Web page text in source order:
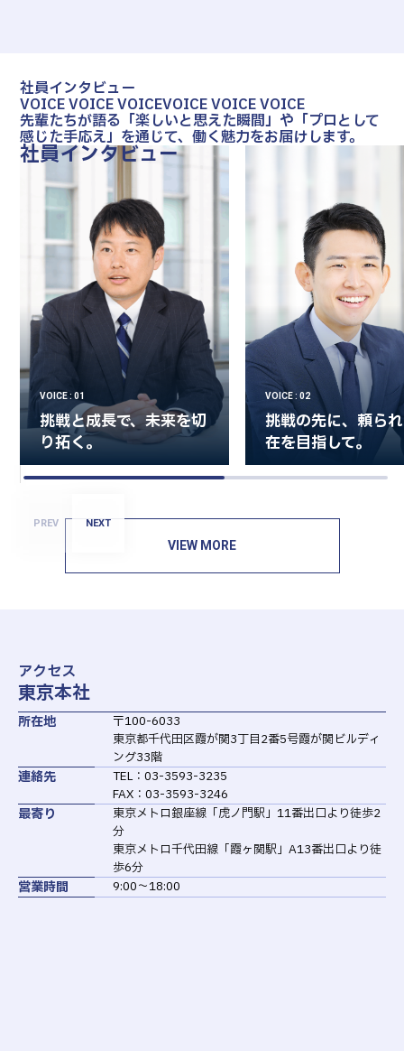
社員インタビュー
VOICE VOICE VOICEVOICE VOICE VOICE
先輩たちが語る「楽しいと思えた瞬間」や「プロとして
感じた手応え」を通じて、働く魅力をお届けします。
社員インタビュー
VOICE : 01
挑戦と成長で、未来を切
り拓く。
VOICE : 02
挑戦の先に、頼ら
在を目指して。
PREV NEXT
VIEW MORE
アクセス
東京本社
所在地
〒100-6033
東京都千代田区霞が関3丁目2番5号霞が関ビルディ
ング33階
連絡先
TEL：03-3593-3235
FAX：03-3593-3246
最寄り
東京メトロ銀座線「虎ノ門駅」11番出口より徒歩2
分
東京メトロ千代田線「霞ヶ関駅」A13番出口より徒
歩6分
営業時間 9:00～18:00